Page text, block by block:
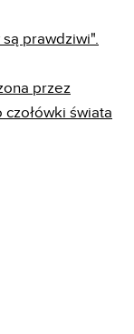
prawdziwi".
przez
czołówki świata